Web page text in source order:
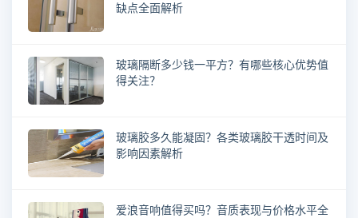
缺点全面解析
玻璃隔断多少钱一平方？有哪些核心优势值
得关注？
玻璃胶多久能凝固？各类玻璃胶干透时间及
影响因素解析
爱浪音响值得买吗？音质表现与价格水平全